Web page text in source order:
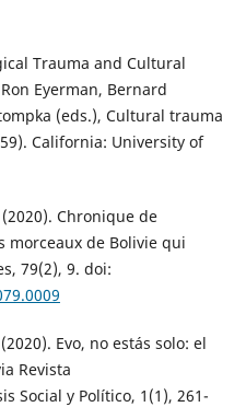
Trauma and Cultural
Eyerman, Bernard
(eds.), Cultural trauma
California: University of
Chronique de
morceaux de Bolivie qui
79(2), 9. doi:
Evo, no estás solo: el
Revista
Social y Político, 1(1), 261-